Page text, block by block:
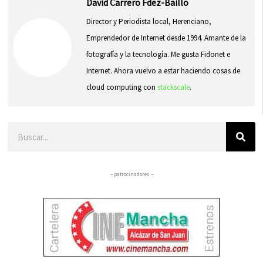
Director y Periodista local, Herenciano,
Emprendedor de Internet desde 1994. Amante de la
fotografía y la tecnología. Me gusta Fidonet e
Internet. Ahora vuelvo a estar haciendo cosas de
cloud computing con stackscale.
– patrocinadores –